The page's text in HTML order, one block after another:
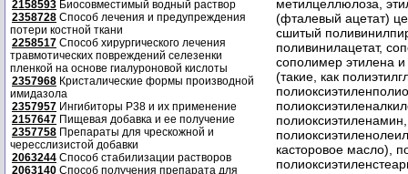
2158593 Биосовместимый водный раствор
2358728 Способ лечения и предупреждения
потери костной ткани
2258517 Способ хирургического лечения
травмотических повреждений селезенки
пленкой на основе гиалуроновой кислоты
2357968 Кристалические формы производной
имидазола
2357957 Ингибиторы P38 и их применение
2157647 Пищевая добавка и ее получение
2357758 Препараты для чрескожной и
чересслизистой добавки
2063244 Способ стабилизации растворов
2063140 Способ получения препарата для
метилцеллюлоза,
(фталевый ацетат)
сшитый
поливинилацетат,
сополимер этилена
(такие, как
касторовое масло),